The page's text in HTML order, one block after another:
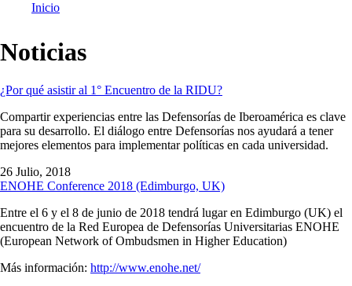
de
Inicio
Noticias
¿Por qué asistir al 1° Encuentro de la RIDU?
Compartir experiencias entre las Defensorías de Iberoamérica es clave
para su desarrollo. El diálogo entre Defensorías nos ayudará a tener
mejores elementos para implementar políticas en cada universidad.
26 Julio, 2018
ENOHE Conference 2018 (Edimburgo, UK)
Entre el 6 y el 8 de junio de 2018 tendrá lugar en Edimburgo (UK) el
encuentro de la Red Europea de Defensorías Universitarias ENOHE
(European Network of Ombudsmen in Higher Education)
Más información: http://www.enohe.net/